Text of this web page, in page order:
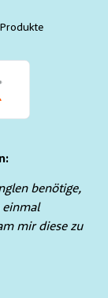
benötige,
einmal
mir diese zu